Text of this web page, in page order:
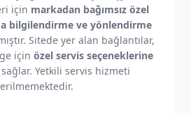
için markadan bağımsız özel
bilgilendirme ve yönlendirme
Sitede yer alan bağlantılar,
için özel servis seçeneklerine
Yetkili servis hizmeti